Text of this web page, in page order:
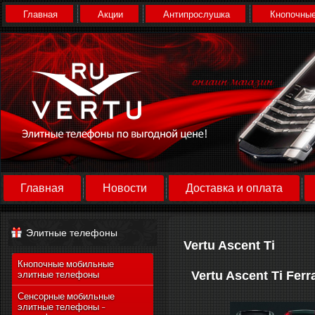
Главная Акции Антипрослушка
Главная Новости Доставка и оплата
Элитные телефоны
Кнопочные мобильные
элитные телефоны
Сенсорные мобильные
элитные телефоны -
Vertu Ascent Ti
Vertu Ascent Ti